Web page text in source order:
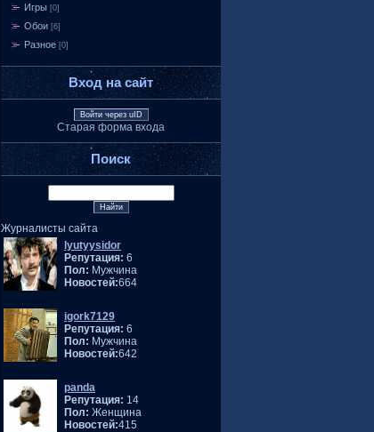
Игры [0]
Обои [6]
Разное [0]
Вход на сайт
Войти через uID
Старая форма входа
Поиск
Журналисты сайта
lyutyysidor
Репутация: 6
Пол: Мужчина
Новостей:664
igork7129
Репутация: 6
Пол: Мужчина
Новостей:642
panda
Репутация: 14
Пол: Женщина
Новостей:415